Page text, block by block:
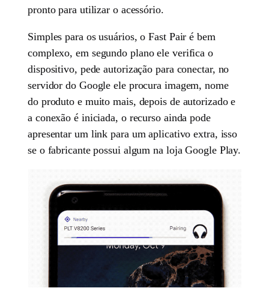
pronto para utilizar o acessório.
Simples para os usuários, o Fast Pair é bem
complexo, em segundo plano ele verifica o
dispositivo, pede autorização para conectar, no
servidor do Google ele procura imagem, nome
do produto e muito mais, depois de autorizado e
a conexão é iniciada, o recurso ainda pode
apresentar um link para um aplicativo extra, isso
se o fabricante possui algum na loja Google Play.